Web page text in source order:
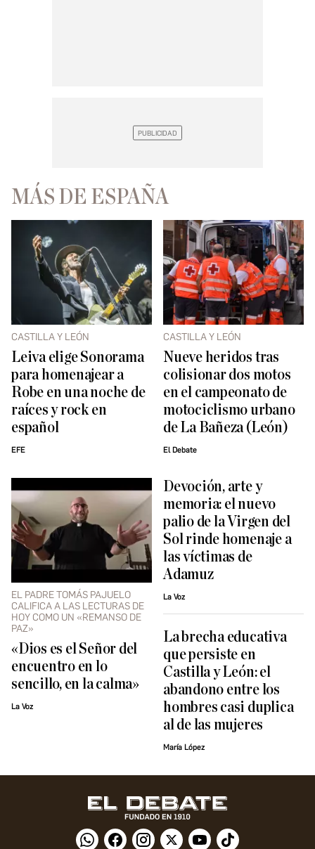
MÁS DE ESPAÑA
CASTILLA Y LEÓN
Leiva elige Sonorama
para homenajear a
Robe en una noche de
raíces y rock en
español
EFE
CASTILLA Y LEÓN
Nueve heridos tras
colisionar dos motos
en el campeonato de
motociclismo urbano
de La Bañeza (León)
El Debate
EL PADRE TOMÁS PAJUELO
CALIFICA A LAS LECTURAS DE
HOY COMO UN «REMANSO DE
PAZ»
«Dios es el Señor del
encuentro en lo
sencillo, en la calma»
La Voz
Devoción, arte y
memoria: el nuevo
palio de la Virgen del
Sol rinde homenaje a
las víctimas de
Adamuz
La Voz
La brecha educativa
que persiste en
Castilla y León: el
abandono entre los
hombres casi duplica
al de las mujeres
María López